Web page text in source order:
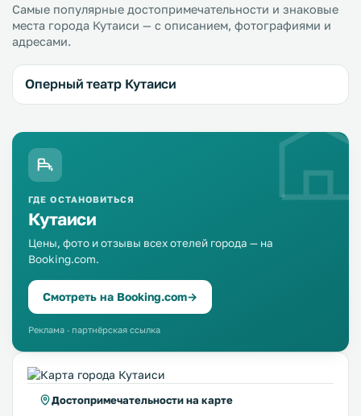
Самые популярные достопримечательности и знаковые
места города Кутаиси — с описанием, фотографиями и
адресами.
Оперный театр Кутаиси
ГДЕ ОСТАНОВИТЬСЯ
Кутаиси
Цены, фото и отзывы всех отелей города — на
Booking.com.
Смотреть на Booking.com→
Реклама · партнёрская ссылка
Достопримечательности на карте